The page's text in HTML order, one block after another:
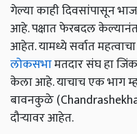
गेल्या काही दिवसांपासून
आहे. पक्षात फेरबदल
आहेत. यामध्ये सर्वात
लोकसभामतदार संघ हा
केला आहे. याचाच एक भाग
बावनकुळे
दौऱ्यावर आहेत.